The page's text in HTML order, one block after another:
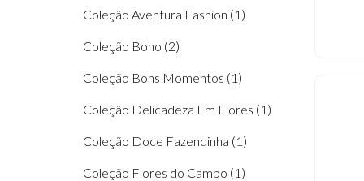
Coleção Aventura Fashion (1)
Coleção Boho (2)
Coleção Bons Momentos (1)
Coleção Delicadeza Em Flores (1)
Coleção Doce Fazendinha (1)
Coleção Flores do Campo (1)